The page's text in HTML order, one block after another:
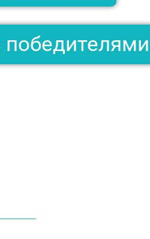
победителями